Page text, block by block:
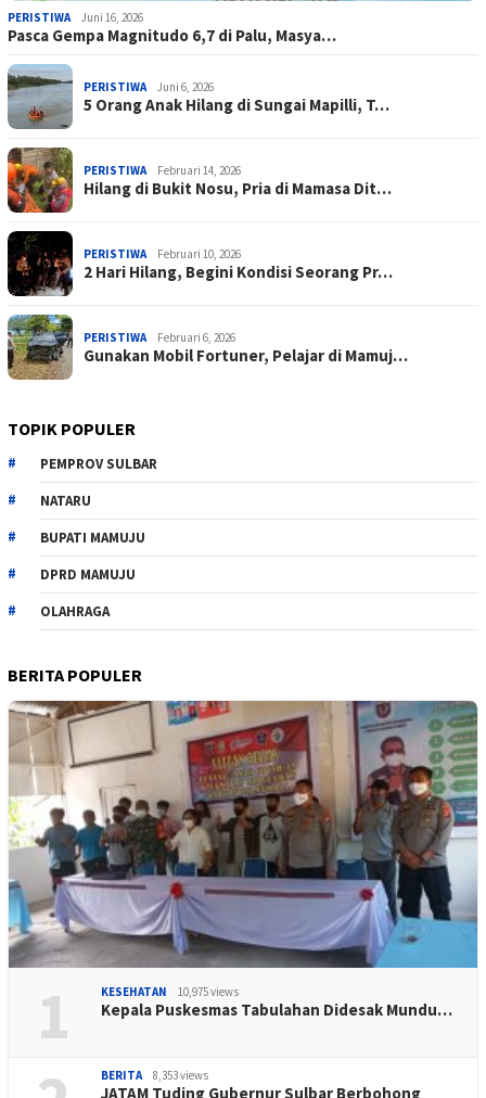
PERISTIWA Juni 16, 2026
Pasca Gempa Magnitudo 6,7 di Palu, Masya…
PERISTIWA Juni 6, 2026
5 Orang Anak Hilang di Sungai Mapilli, T…
PERISTIWA Februari 14, 2026
Hilang di Bukit Nosu, Pria di Mamasa Dit…
PERISTIWA Februari 10, 2026
2 Hari Hilang, Begini Kondisi Seorang Pr…
PERISTIWA Februari 6, 2026
Gunakan Mobil Fortuner, Pelajar di Mamuj…
TOPIK POPULER
PEMPROV SULBAR
NATARU
BUPATI MAMUJU
DPRD MAMUJU
OLAHRAGA
BERITA POPULER
1 KESEHATAN 10,975 views
Kepala Puskesmas Tabulahan Didesak Mundu…
BERITA 8,353 views
JATAM Tuding Gubernur Sulbar Berbohong